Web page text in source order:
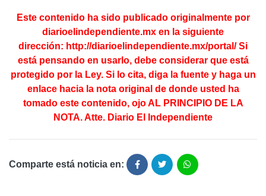
Este contenido ha sido publicado originalmente por
diarioelindependiente.mx en la siguiente
dirección: http://diarioelindependiente.mx/portal/Si
está pensando en usarlo, debe considerar que está
protegido por la Ley. Si lo cita, diga la fuente y haga un
enlace hacia la nota original de donde usted ha
tomado este contenido, ojo AL PRINCIPIO DE LA
NOTA. Atte. Diario El Independiente
Comparte está noticia en: